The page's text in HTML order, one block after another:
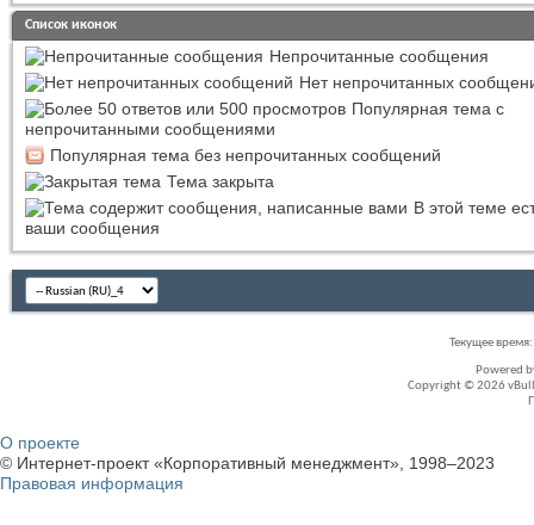
Список иконок
Непрочитанные сообщения
Нет непрочитанных
Популярная тема с
непрочитанными сообщениями
Популярная тема без непрочитанных сообщений
Тема закрыта
В этой теме
ваши сообщения
Текущее время:
Powered
Copyright © 2026
О проекте
© Интернет-проект «Корпоративный менеджмент», 1998–2023
Правовая информация